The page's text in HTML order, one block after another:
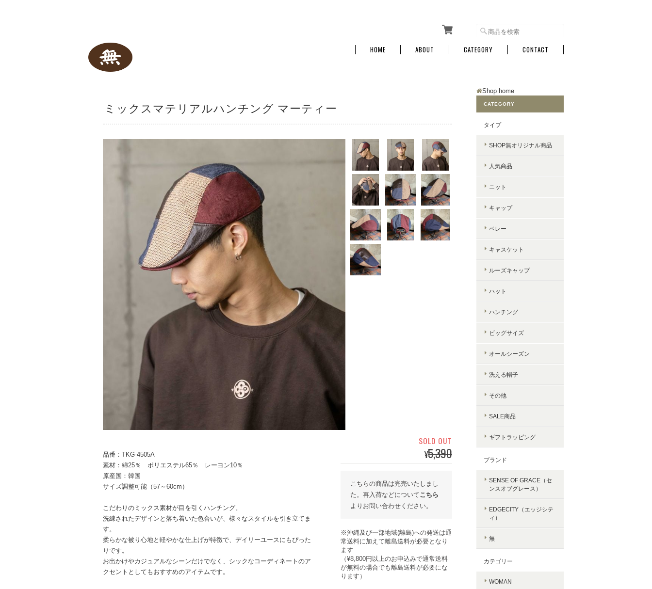
HOME ABOUT CATEGORY CONTACT
ミックスマテリアルハンチング マーティー
品番：TKG-4505A
素材：綿25％ ポリエステル65％ レーヨン10％
原産国：韓国
サイズ調整可能（57～60cm）
こだわりのミックス素材が目を引くハンチング。
洗練されたデザインと落ち着いた色合いが、様々なスタイルを引き立てま
す。
柔らかな被り心地と軽やかな仕上げが特徴で、デイリーユースにもぴった
りです。
お出かけやカジュアルなシーンだけでなく、シックなコーディネートのア
クセントとしてもおすすめのアイテムです。
SOLD OUT
¥5,390
こちらの商品は完売いたしまし
た。再入荷などについてこちら
よりお問い合わせください。
※沖縄及び一部地域(離島)への発送は通
常送料に加えて離島送料が必要となり
ます
（¥8,800円以上のお申込みで通常送料
が無料の場合でも離島送料が必要にな
ります）
Shop home
CATEGORY
タイプ
SHOP無オリジナル商品
人気商品
ニット
キャップ
ベレー
キャスケット
ルーズキャップ
ハット
ハンチング
ビッグサイズ
オールシーズン
洗える帽子
その他
SALE商品
ギフトラッピング
ブランド
SENSE OF GRACE（セ
ンスオブグレース）
EDGECITY（エッジシテ
ィ）
無
カテゴリー
WOMAN